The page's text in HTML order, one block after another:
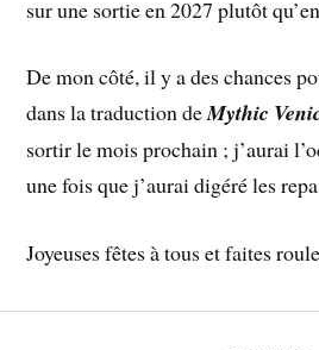
sur une sortie en 2027 plutôt
De mon côté, il y a des chances
dans la traduction deMythic
sortir le mois prochain ; j’aurai
une fois que j’aurai digéré les
Joyeuses fêtes à tous et faites